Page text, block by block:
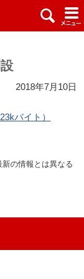
x #
2018年7月10日
バイト）
の情報とは異なる